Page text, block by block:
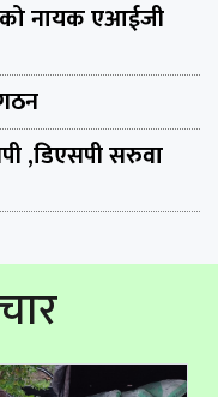
नायक एआईजी
,डिएसपी सरुवा